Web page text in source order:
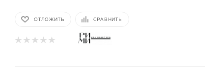
ОТЛОЖИТЬ СРАВНИТЬ